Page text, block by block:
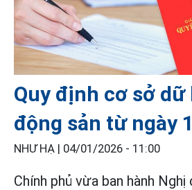
Quy định cơ sở dữ
động sản từ ngày
NHƯ HẠ | 04/01/2026 - 11:00
Chính phủ vừa ban hành Nghị